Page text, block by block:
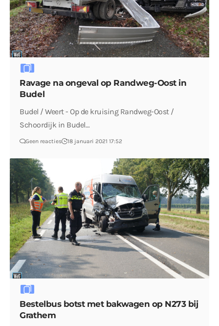
Ravage na ongeval op Randweg-Oost in
Budel
Budel / Weert - Op de kruising Randweg-Oost /
Schoordijk in Budel…
Geen reacties 18 januari 2021 17:52
Bestelbus botst met bakwagen op N273 bij
Grathem